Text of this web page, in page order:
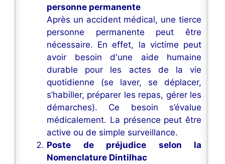
personne permanente
Après un accident médical, une tierce
personne permanente peut être
nécessaire. En effet, la victime peut
avoir besoin d'une aide humaine
durable pour les actes de la vie
quotidienne (se laver, se déplacer,
s’habiller, préparer les repas, gérer les
démarches). Ce besoin s’évalue
médicalement. La présence peut être
active ou de simple surveillance.
Poste de préjudice selon la
Nomenclature Dintilhac